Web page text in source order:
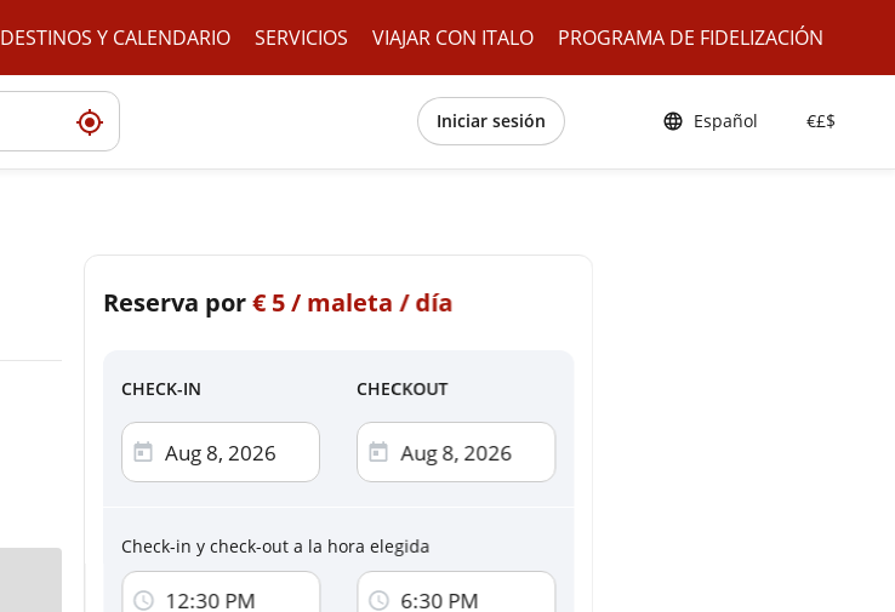
DESTINOS Y CALENDARIO SERVICIOS VIAJAR CON ITALO PROGRAMA DE FIDELIZACIÓN
Iniciar sesión Español €£$
Reserva por € 5 / maleta / día
CHECK-IN CHECKOUT
Check-in y check-out a la hora elegida
12:30 PM 6:30 PM
Checkout
Tarjeta de crédito
Visa, Mastercard, AMEX
Al hacer clic en uno de los botones de pago de esta página, indicas estar de acuerdo
Política de privacidad